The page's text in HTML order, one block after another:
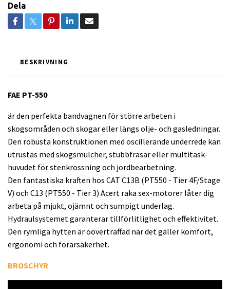
Dela
BESKRIVNING
FAE PT-550
är den perfekta bandvagnen för större arbeten i
skogsområden och skogar eller längs olje- och gasledningar.
Den robusta konstruktionen med oscillerande underrede kan
utrustas med skogsmulcher, stubbfräsar eller multitask-
huvudet för stenkrossning och jordbearbetning.
Den fantastiska kraften hos CAT C13B (PT550 - Tier 4F/Stage
V) och C13 (PT550 - Tier 3) Acert raka sex-motorer låter dig
arbeta på mjukt, ojämnt och sumpigt underlag.
Hydraulsystemet garanterar tillförlitlighet och effektivitet.
Den rymliga hytten är oöverträffad när det gäller komfort,
ergonomi och förarsäkerhet.
BROSCHYR